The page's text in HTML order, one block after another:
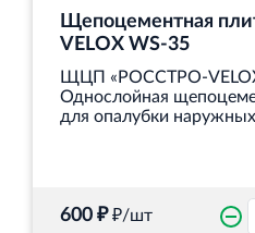
Щепоцементная
VELOX WS‐35
ЩЦП «РОССТРО-
Однослойная
для опалубки
600 ₽₽/шт